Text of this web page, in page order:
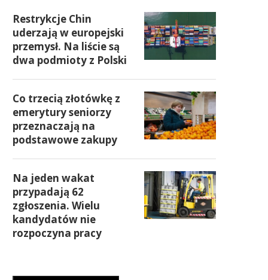
Restrykcje Chin
uderzają w europejski
przemysł. Na liście są
dwa podmioty z Polski
Co trzecią złotówkę z
emerytury seniorzy
przeznaczają na
podstawowe zakupy
Na jeden wakat
przypadają 62
zgłoszenia. Wielu
kandydatów nie
rozpoczyna pracy